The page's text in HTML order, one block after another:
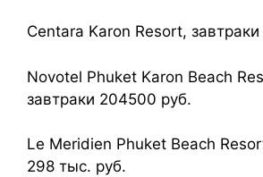
Centara Karon Resort,
Novotel Phuket Karon Beach
завтраки 204500 руб.
Le Meridien Phuket Beach
298 тыс. руб.